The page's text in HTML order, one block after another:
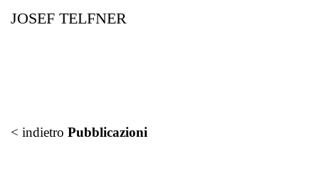
JOSEF TELFNER
< indietro Pubblicazioni